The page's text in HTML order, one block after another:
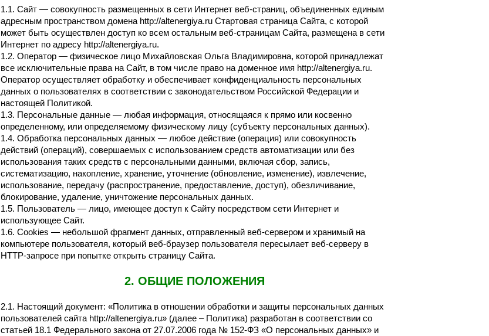
1.1. Сайт — совокупность размещенных в сети Интернет веб-страниц, объединенных единым
адресным пространством домена http://altenergiya.ru Стартовая страница Сайта, с которой
может быть осуществлен доступ ко всем остальным веб-страницам Сайта, размещена в сети
Интернет по адресу http://altenergiya.ru.
1.2. Оператор — физическое лицо Михайловская Ольга Владимировна, которой принадлежат
все исключительные права на Сайт, в том числе право на доменное имя http://altenergiya.ru.
Оператор осуществляет обработку и обеспечивает конфиденциальность персональных
данных о пользователях в соответствии с законодательством Российской Федерации и
настоящей Политикой.
1.3. Персональные данные — любая информация, относящаяся к прямо или косвенно
определенному, или определяемому физическому лицу (субъекту персональных данных).
1.4. Обработка персональных данных — любое действие (операция) или совокупность
действий (операций), совершаемых с использованием средств автоматизации или без
использования таких средств с персональными данными, включая сбор, запись,
систематизацию, накопление, хранение, уточнение (обновление, изменение), извлечение,
использование, передачу (распространение, предоставление, доступ), обезличивание,
блокирование, удаление, уничтожение персональных данных.
1.5. Пользователь — лицо, имеющее доступ к Сайту посредством сети Интернет и
использующее Сайт.
1.6. Cookies — небольшой фрагмент данных, отправленный веб-сервером и хранимый на
компьютере пользователя, который веб-браузер пользователя пересылает веб-серверу в
HTTP-запросе при попытке открыть страницу Сайта.
2. ОБЩИЕ ПОЛОЖЕНИЯ
2.1. Настоящий документ: «Политика в отношении обработки и защиты персональных данных
пользователей сайта http://altenergiya.ru» (далее – Политика) разработан в соответствии со
статьей 18.1 Федерального закона от 27.07.2006 года № 152-ФЗ «О персональных данных» и